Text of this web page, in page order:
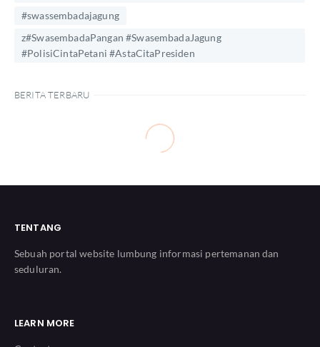
#swassembadajagung
z#SwasembadaPangan #SwasembadaJagung
#PolisiCintaPetani #AstaCitaPresiden
BERITA TERBARU
TENTANG
Sebuah portal website lumbung informasi pertemanan dan
seduluran.
LEARN MORE